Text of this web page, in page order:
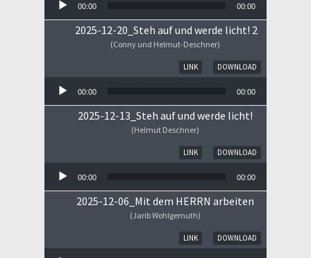
00:00 00:00
2025-12-20_Steh auf und werde licht! 2
(Conny und Helmut-Deschner)
DOWNLOAD
LINK
00:00 00:00
2025-12-13_Steh auf und werde licht!
(Helmut Deschner)
DOWNLOAD
LINK
00:00 00:00
2025-12-06_Mit dem HERRN arbeiten
(Jarib Wohlgemuth)
DOWNLOAD
LINK